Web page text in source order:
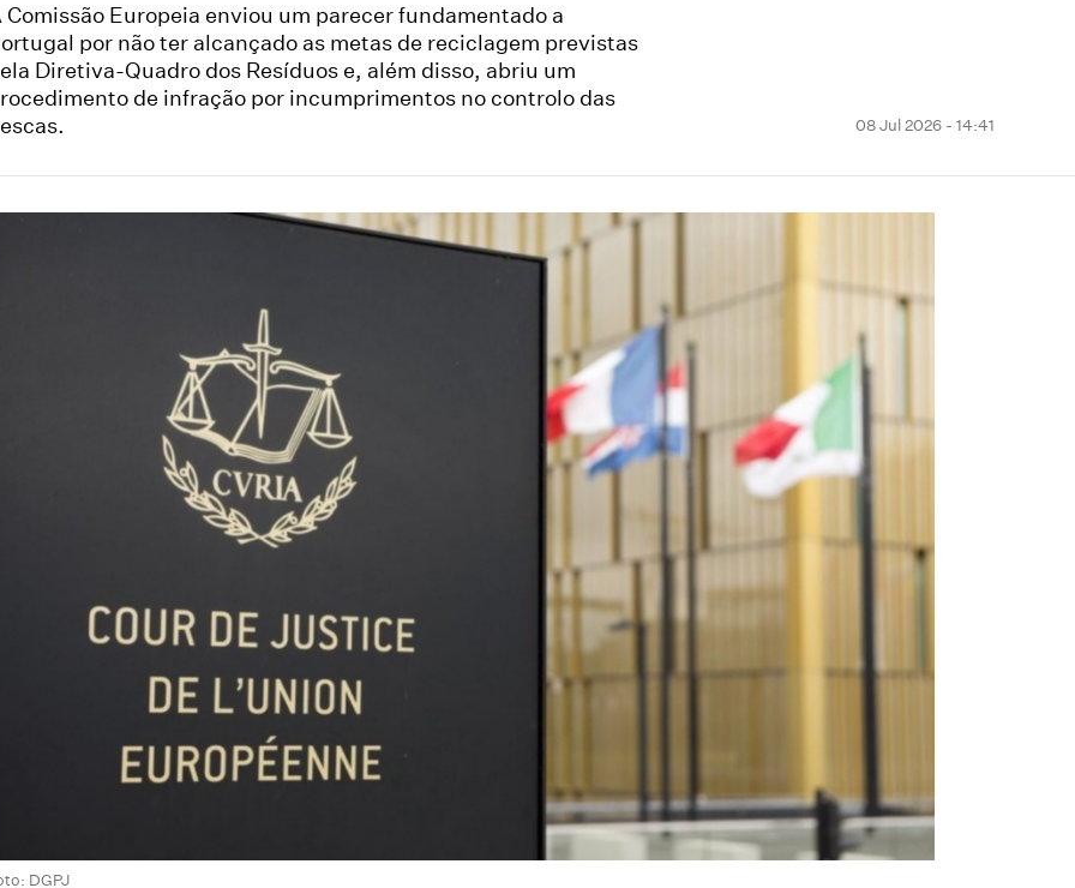
Comissão Europeia enviou um parecer fundamentado a
por não ter alcançado as metas de reciclagem previstas
Diretiva-Quadro dos Resíduos e, além disso, abriu um
de infração por incumprimentos no controlo das
08 Jul 2026 - 14:41
DGPJ